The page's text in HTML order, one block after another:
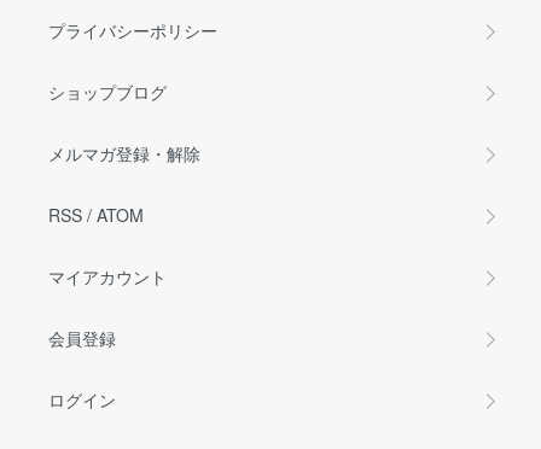
プライバシーポリシー
ショップブログ
メルマガ登録・解除
RSS / ATOM
マイアカウント
会員登録
ログイン